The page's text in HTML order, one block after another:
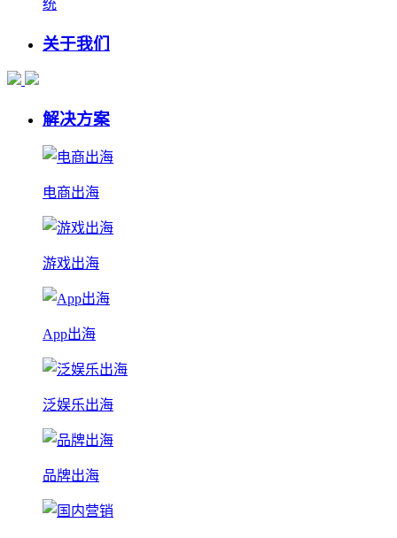
统
关于我们
解决方案
电商出海
游戏出海
App出海
泛娱乐出海
品牌出海